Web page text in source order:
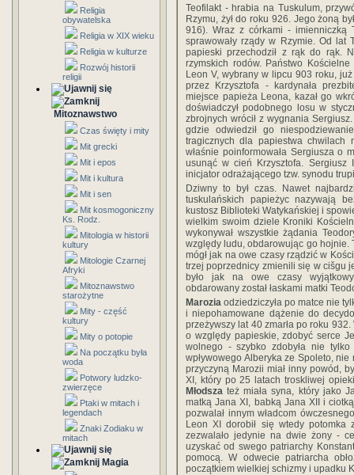
Religia
obywatelska
Religia w XIX wieku
Religia w kulturze
Rozwój historii
religii
Mitoznawstwo
Czas święty i mity
Mit grecki
Mit i epos
Mit i kultura
Mit i sen
Mit kosmogoniczny
Ks. Rodz.
Mitologia w historii
kultury
Mitologie Czarnej
Afryki
Mitoznawstwo
starożytne
Mity - część
kultury
Mity o potopie
Na początku była
woda
Potwory ludzko-
zwierzęce
Ptaki w mitach i
legendach
Znaki Zodiaku w
mitach
Magia
Teofilakt - hrabia na Tuskulum,
Rzymu, żył do roku 926. Jego żoną
916). Wraz z córkami - imienniczką
sprawowały rządy w Rzymie. Od lat
papieski przechodził z rąk do rąk.
rzymskich rodów. Państwo
Leon V, wybrany w lipcu 903 roku,
przez Krzysztofa - kardynała
miejsce papieża Leona, kazał go
doświadczył podobnego losu w
zbrojnych wrócił z wygnania
gdzie odwiedził go
tragicznych dla papiestwa chwilach
właśnie poinformowała Sergiusza o
usunąć w cień Krzysztofa.
inicjator odrażającego tzw. synodu
Dziwny to był czas. Nawet
tuskulańskich papieżyc nazywają
kustosz Biblioteki Watykańskiej i
wielkim swoim dziele Kroniki
wykonywał wszystkie żądania
względy ludu, obdarowując go hojnie.
mógł jak na owe czasy rządzić w
trzej poprzednicy zmienili się w cišgu
było jak na owe czasy
obdarowany został łaskami matki
Marozia odziedziczyła po matce nie
i niepohamowane dążenie do
przeżywszy lat 40 zmarła po roku
o względy papieskie, zdobyć serce
wolnego - szybko zdobyła nie
wpływowego Alberyka ze Spoleto,
przyczyną Marozii miał inny powód,
XI, który po 25 latach troskliwej
Młodsza też miała syna, który jako
matką Jana XI, babką Jana XII i
pozwalał innym władcom
Leon XI dorobił się wtedy
zezwalało jedynie na dwie żony -
uzyskać od swego patriarchy
pomocą. W odwecie patriarcha
początkiem wielkiej schizmy i upadku